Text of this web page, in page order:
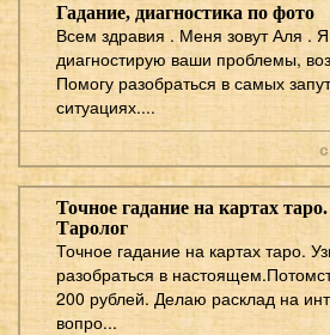
Гадание, диагностика по фото
Всем здравия . Меня зовут Аля .
диагностирую ваши проблемы,
Помогу разобраться в самых
ситуациях....
Точное гадание на картах таро.
Таролог
Точное гадание на картах таро.
разобраться в
200 рублей. Делаю расклад на
вопро...